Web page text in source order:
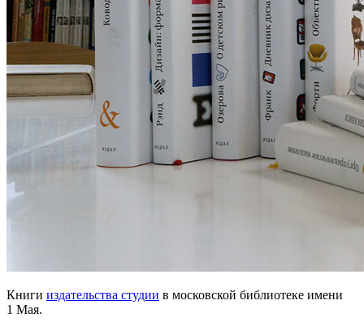
Книги издательства студии в московской библиотеке имени
1 Мая.